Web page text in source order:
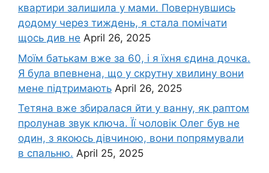
квартири залишила у мами. Повернувшись
додому через тиждень, я стала помічати
щось див не April 26, 2025
Моїм батькам вже за 60, і я їхня єдина дочка.
Я була впевнена, що у скрутну хвилину вони
мене підтримають April 26, 2025
Тетяна вже збиралася йти у ванну, як раптом
пролунав звук ключа. Її чоловік Олег був не
один, з якоюсь дівчиною, вони попрямували
в спальню. April 25, 2025